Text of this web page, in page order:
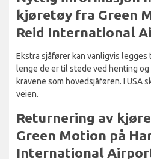
kjøretøy fra Green
Reid International
Ekstra sjåfører kan vanligvis legges
lenge de er til stede ved henting
kravene som hovedsjåføren. I USA
veien.
Returnering av
Green Motion på
International